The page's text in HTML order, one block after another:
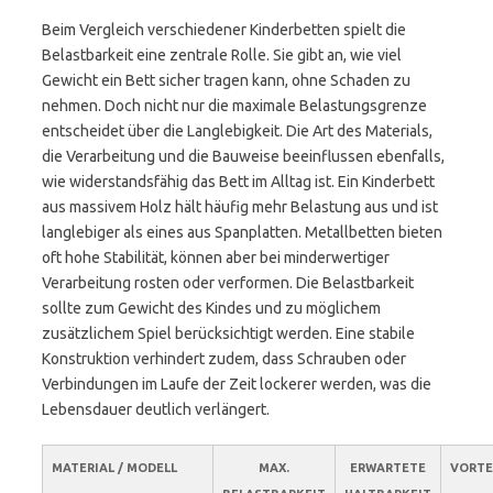
Beim Vergleich verschiedener Kinderbetten spielt die
Belastbarkeit eine zentrale Rolle. Sie gibt an, wie viel
Gewicht ein Bett sicher tragen kann, ohne Schaden zu
nehmen. Doch nicht nur die maximale Belastungsgrenze
entscheidet über die Langlebigkeit. Die Art des Materials,
die Verarbeitung und die Bauweise beeinflussen ebenfalls,
wie widerstandsfähig das Bett im Alltag ist. Ein Kinderbett
aus massivem Holz hält häufig mehr Belastung aus und ist
langlebiger als eines aus Spanplatten. Metallbetten bieten
oft hohe Stabilität, können aber bei minderwertiger
Verarbeitung rosten oder verformen. Die Belastbarkeit
sollte zum Gewicht des Kindes und zu möglichem
zusätzlichem Spiel berücksichtigt werden. Eine stabile
Konstruktion verhindert zudem, dass Schrauben oder
Verbindungen im Laufe der Zeit lockerer werden, was die
Lebensdauer deutlich verlängert.
MATERIAL / MODELL
MAX.
ERWARTETE